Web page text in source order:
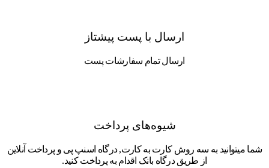
ارسال با پست پیشتاز
ارسال تمام سفارشات پست
شیوه‌های پرداخت
شما میتوانید به سه روش کارت به کارت, درگاه اسنپ پی و پرداخت آنلاین
از طریق درگاه بانک اقدام به پرداخت کنید.